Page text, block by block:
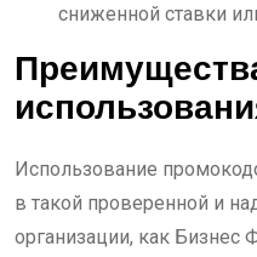
сниженной ставки
Использование
в такой проверенной и
организации, как Бизнес